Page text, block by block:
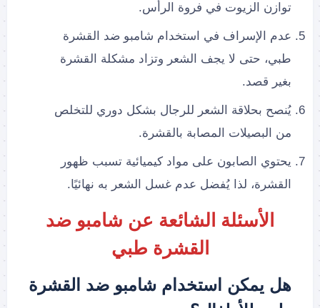
توازن الزيوت في فروة الرأس.
عدم الإسراف في استخدام شامبو ضد القشرة
طبي، حتى لا يجف الشعر وتزاد مشكلة القشرة
بغير قصد.
يُنصح بحلاقة الشعر للرجال بشكل دوري للتخلص
من البصيلات المصابة بالقشرة.
يحتوي الصابون على مواد كيميائية تسبب ظهور
القشرة، لذا يُفضل عدم غسل الشعر به نهائيًا.
الأسئلة الشائعة عن شامبو ضد
القشرة طبي
هل يمكن استخدام شامبو ضد القشرة